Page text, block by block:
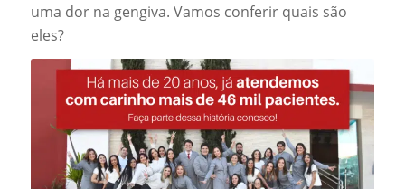
uma dor na gengiva. Vamos conferir quais são
eles?